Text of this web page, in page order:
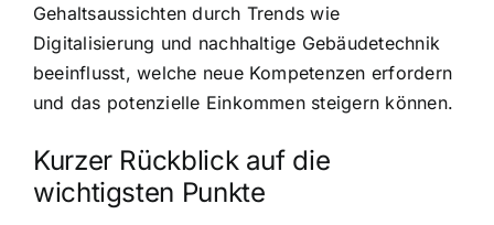
Gehaltsaussichten durch Trends wie
Digitalisierung und nachhaltige Gebäudetechnik
beeinflusst, welche neue Kompetenzen erfordern
und das potenzielle Einkommen steigern können.
Kurzer Rückblick auf die
wichtigsten Punkte